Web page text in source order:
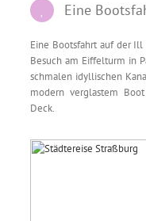
Eine
Eine Bootsfahrt auf der
Besuch am Eiffelturm in
schmalen idyllischen
modern verglastem
Deck.